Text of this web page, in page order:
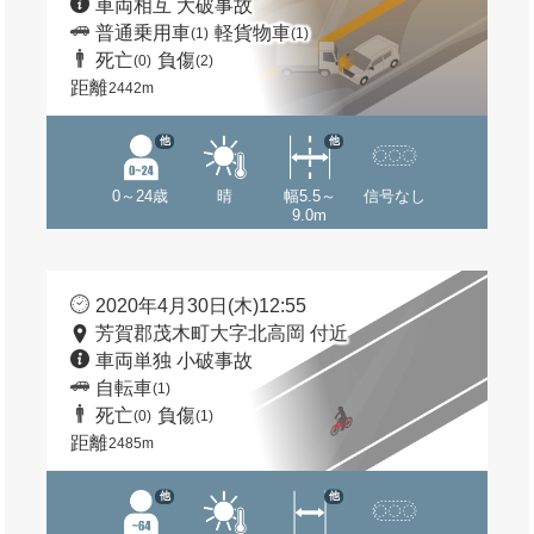
車両相互 大破事故
普通乗用車(1) 軽貨物車(1)
死亡(0) 負傷(2)
距離2442m
0～24歳
他
晴
幅5.5～
9.0m
他
信号なし
2020年4月30日(木)12:55
芳賀郡茂木町大字北高岡 付近
車両単独 小破事故
自転車(1)
死亡(0) 負傷(1)
距離2485m
他 他